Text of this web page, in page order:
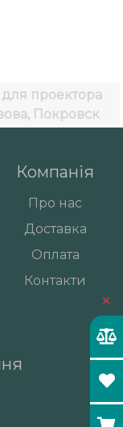
×
проектора
Покровск
Компанія
Про нас
Доставка
Оплата
Контакти